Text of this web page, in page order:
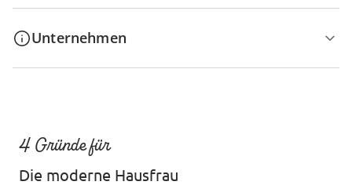
Unternehmen
4 Gründe für
Die moderne Hausfrau